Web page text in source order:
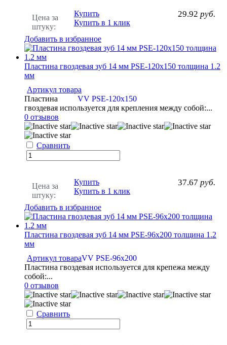
Цена за
штуку:
29.92 руб.
Купить
Купить в 1 клик
Добавить в избранное
Пластина гвоздевая зуб 14 мм PSE-120x150 толщина 1.2
мм
Артикул товара
VV PSE-120x150
Пластина
гвоздевая используется для крепления между собой:...
0 отзывов
Сравнить
Цена за
штуку:
37.67 руб.
Купить
Купить в 1 клик
Добавить в избранное
Пластина гвоздевая зуб 14 мм PSE-96x200 толщина 1.2
мм
Артикул товараVV PSE-96x200
Пластина гвоздевая используется для крепежа между
собой:...
0 отзывов
Сравнить